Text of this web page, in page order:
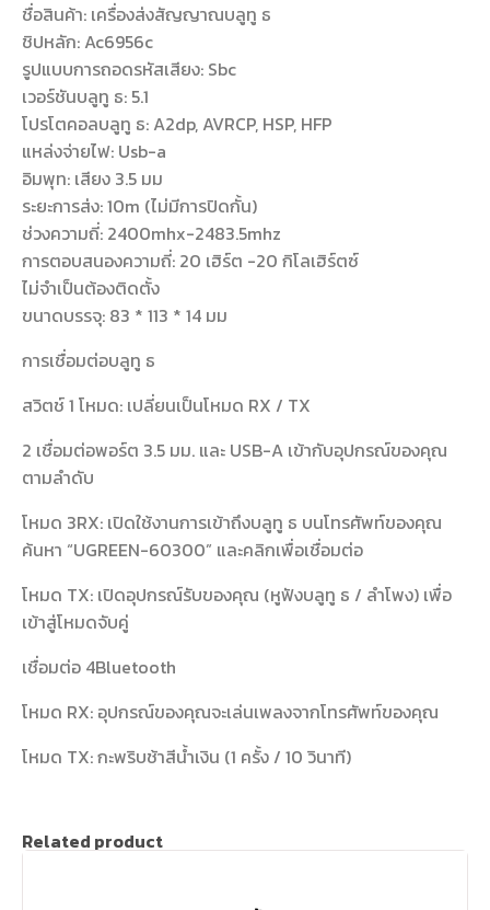
ชื่อสินค้า: เครื่องส่งสัญญาณบลูทู ธ
ชิปหลัก: Ac6956c
รูปแบบการถอดรหัสเสียง: Sbc
เวอร์ชันบลูทู ธ: 5.1
โปรโตคอลบลูทู ธ: A2dp, AVRCP, HSP, HFP
แหล่งจ่ายไฟ: Usb-a
อิมพุท: เสียง 3.5 มม
ระยะการส่ง: 10m (ไม่มีการปิดกั้น)
ช่วงความถี่: 2400mhx-2483.5mhz
การตอบสนองความถี่: 20 เฮิร์ต -20 กิโลเฮิร์ตซ์
ไม่จำเป็นต้องติดตั้ง
ขนาดบรรจุ: 83 * 113 * 14 มม
การเชื่อมต่อบลูทู ธ
สวิตช์ 1 โหมด: เปลี่ยนเป็นโหมด RX / TX
2 เชื่อมต่อพอร์ต 3.5 มม. และ USB-A เข้ากับอุปกรณ์ของคุณ
ตามลำดับ
โหมด 3RX: เปิดใช้งานการเข้าถึงบลูทู ธ บนโทรศัพท์ของคุณ
ค้นหา “UGREEN-60300” และคลิกเพื่อเชื่อมต่อ
โหมด TX: เปิดอุปกรณ์รับของคุณ (หูฟังบลูทู ธ / ลำโพง) เพื่อ
เข้าสู่โหมดจับคู่
เชื่อมต่อ 4Bluetooth
โหมด RX: อุปกรณ์ของคุณจะเล่นเพลงจากโทรศัพท์ของคุณ
โหมด TX: กะพริบช้าสีน้ำเงิน (1 ครั้ง / 10 วินาที)
Related product